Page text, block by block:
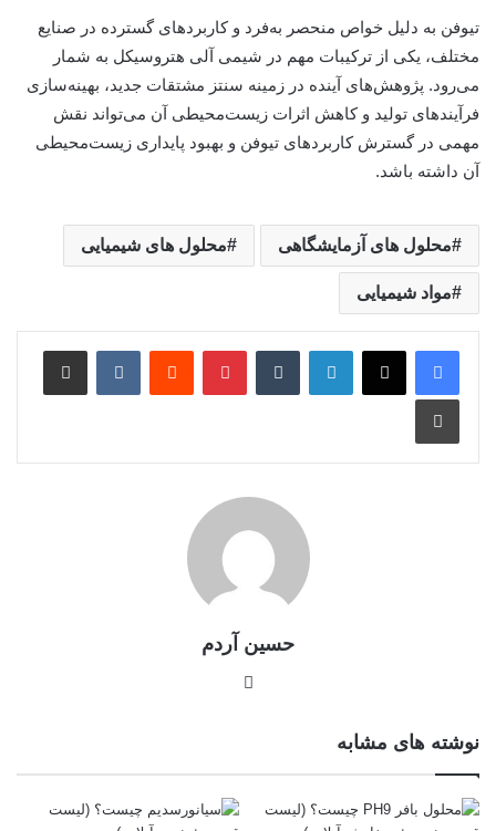
تیوفن به دلیل خواص منحصر به‌فرد و کاربردهای گسترده در صنایع
مختلف، یکی از ترکیبات مهم در شیمی آلی هتروسیکل به شمار
می‌رود. پژوهش‌های آینده در زمینه سنتز مشتقات جدید، بهینه‌سازی
فرآیندهای تولید و کاهش اثرات زیست‌محیطی آن می‌تواند نقش
مهمی در گسترش کاربردهای تیوفن و بهبود پایداری زیست‌محیطی
آن داشته باشد.
محلول های آزمایشگاهی محلول های شیمیایی
مواد شیمیایی
حسین آردم
نوشته های مشابه